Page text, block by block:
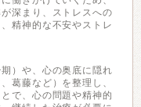
深まり、ストレスへの
精神的な不安やストレ
）や、心の奥底に隠れ
葛藤など）を整理し、
で、心の問題や精神的